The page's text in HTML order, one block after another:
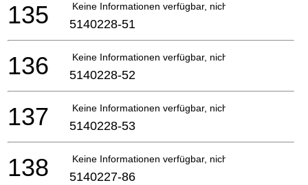
Keine Informationen verfügbar, nicht bestellbar
135 5140228-51
Keine Informationen verfügbar, nicht bestellbar
136 5140228-52
Keine Informationen verfügbar, nicht bestellbar
137 5140228-53
Keine Informationen verfügbar, nicht bestellbar
138 5140227-86